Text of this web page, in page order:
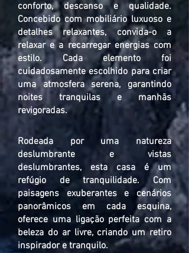
conforto, descanso e qualidade.
Concebido com mobiliário luxuoso e
detalhes relaxantes, convida-o a
relaxar e a recarregar energias com
estilo. Cada elemento foi
cuidadosamente escolhido para criar
uma atmosfera serena, garantindo
noites tranquilas e manhãs
revigoradas.
Rodeada por uma natureza
deslumbrante e vistas
deslumbrantes, esta casa é um
refúgio de tranquilidade. Com
paisagens exuberantes e cenários
panorâmicos em cada esquina,
oferece uma ligação perfeita com a
beleza do ar livre, criando um retiro
inspirador e tranquilo.